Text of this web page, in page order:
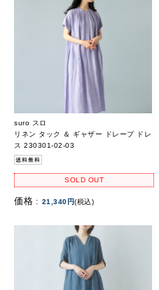
suro スロ
リネン タック ＆ ギャザー ドレープ ドレ
ス 230301-02-03
SOLD OUT
価格 : 21,340円(税込)